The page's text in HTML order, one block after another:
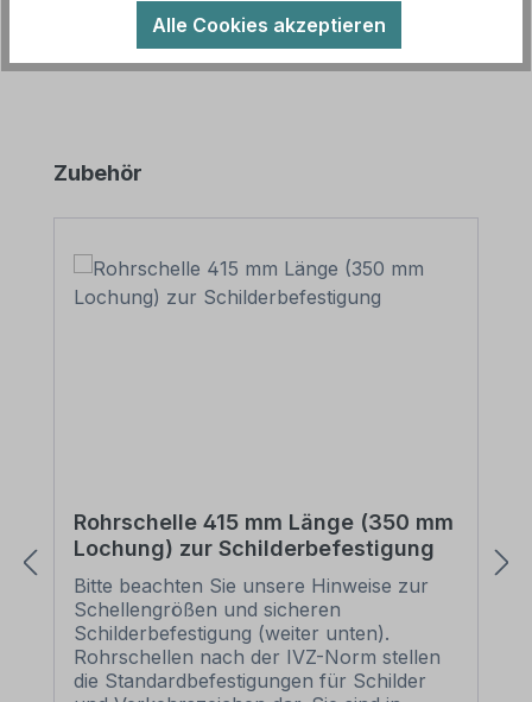
Produktgalerie überspringen
Zubehör
Rohrschelle 415 mm Länge (350 mm
Lochung) zur Schilderbefestigung
Bitte beachten Sie unsere Hinweise zur
Schellengrößen und sicheren
Schilderbefestigung (weiter unten).
Rohrschellen nach der IVZ-Norm stellen
die Standardbefestigungen für Schilder
Alle Cookies akzeptieren